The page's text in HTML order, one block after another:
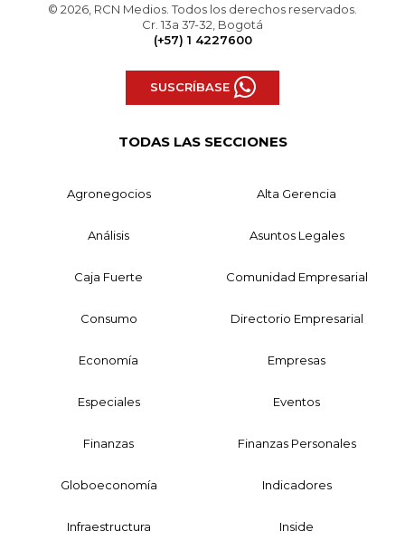
© 2026, RCN Medios. Todos los derechos reservados.
Cr. 13a 37-32, Bogotá
(+57) 1 4227600
SUSCRÍBASE
TODAS LAS SECCIONES
Agronegocios Alta Gerencia
Análisis Asuntos Legales
Caja Fuerte Comunidad Empresarial
Consumo Directorio Empresarial
Economía Empresas
Especiales Eventos
Finanzas Finanzas Personales
Globoeconomía Indicadores
Infraestructura Inside